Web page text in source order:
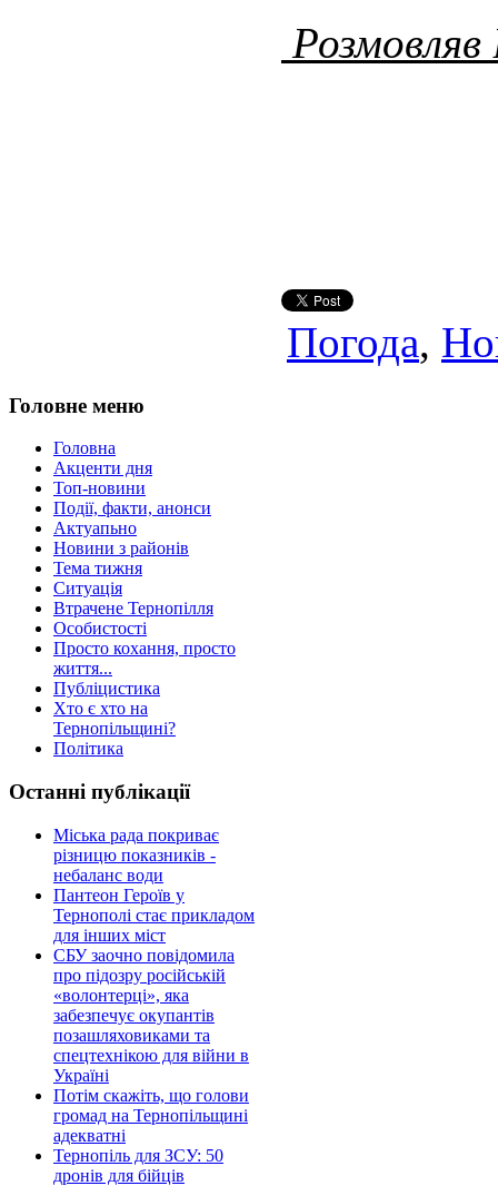
Погода,
Головне меню
Головна
Акценти дня
Топ-новини
Події, факти, анонси
Актуапьно
Новини з районів
Тема тижня
Ситуація
Втрачене Тернопілля
Особистості
Просто кохання, просто
життя...
Публіцистика
Хто є хто на
Тернопільщині?
Політика
Останні публікації
Міська рада покриває
різницю показників -
небаланс води
Пантеон Героїв у
Тернополі стає прикладом
для інших міст
СБУ заочно повідомила
про підозру російській
«волонтерці», яка
забезпечує окупантів
позашляховиками та
спецтехнікою для війни в
Україні
Потім скажіть, що голови
громад на Тернопільщині
адекватні
Тернопіль для ЗСУ: 50
дронів для бійців